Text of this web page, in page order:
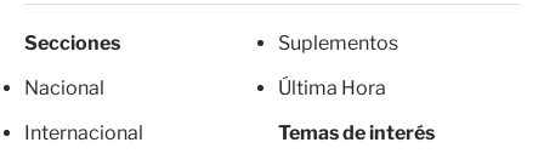
Secciones
Nacional
Internacional
Suplementos
Última Hora
Temas de interés